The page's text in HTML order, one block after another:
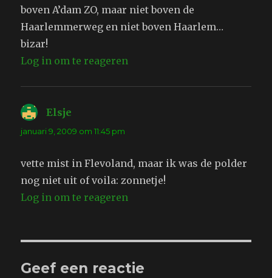
boven A’dam ZO, maar niet boven de
Haarlemmerweg en niet boven Haarlem…
bizar!
Log in om te reageren
Elsje
januari 9, 2009 om 11:45 pm
vette mist in Flevoland, maar ik was de polder
nog niet uit of voila: zonnetje!
Log in om te reageren
Geef een reactie